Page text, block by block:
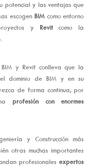
potencial y las ventajas que
escogen BIM como entorno
y Revitcomo la
y Revit conlleva que la
dominio de BIM y en su
de forma continua, por
profesión con enormes
y Construcción más
otras muchas importantes
profesionalesexpertos